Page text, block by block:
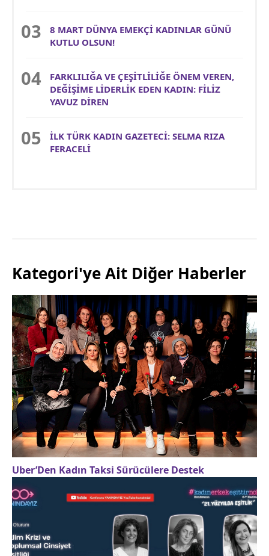
8 MART DÜNYA EMEKÇİ KADINLAR GÜNÜ
KUTLU OLSUN!
FARKLILIĞA VE ÇEŞİTLİLİĞE ÖNEM VEREN,
DEĞİŞİME LİDERLİK EDEN KADIN: FİLİZ
YAVUZ DİREN
İLK TÜRK KADIN GAZETECİ: SELMA RIZA
FERACELİ
Kategori'ye Ait Diğer Haberler
Uber’Den Kadın Taksi Sürücülere Destek